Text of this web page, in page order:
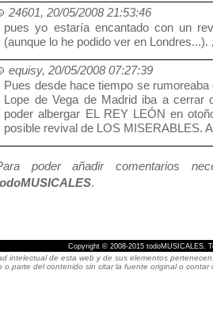
24601, 20/05/2008 21:53:46
pues yo estaría encantado con un
(aunque lo he podido ver en
equisy, 20/05/2008 07:27:39
Pues desde hace tiempo se
Lope de Vega de Madrid iba a cerrar
poder albergar EL REY LEÓN en
posible revival de LOS MISERABLES.
poder añadir comentarios
.
Copyright © 2008-2015 todoMUSICALES.
intelectual de esta web y de sus elementos
o parte del contenido sin citar la fuente original o